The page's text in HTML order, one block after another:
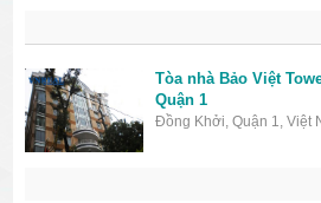
Tòa nhà Bảo Việt
Quận 1
Đồng Khởi, Quận 1, Việt